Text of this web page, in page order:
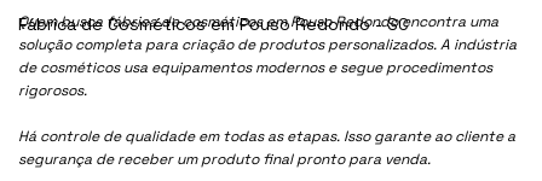
Quem busca fábrica de cosméticos em Pouso Redondo encontra uma
solução completa para criação de produtos personalizados. A indústria
de cosméticos usa equipamentos modernos e segue procedimentos
rigorosos.
Há controle de qualidade em todas as etapas. Isso garante ao cliente a
segurança de receber um produto final pronto para venda.
Fábrica de Cosméticos em Pouso Redondo - SC